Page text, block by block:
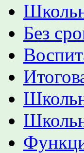
Без